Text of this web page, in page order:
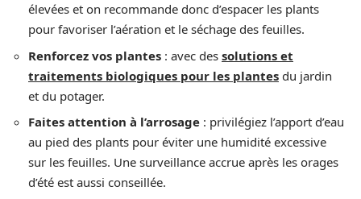
élevées et on recommande donc d’espacer les plants
pour favoriser l’aération et le séchage des feuilles.
Renforcez vos plantes : avec des solutions et
traitements biologiques pour les plantes du jardin
et du potager.
Faites attention à l’arrosage : privilégiez l’apport d’eau
au pied des plants pour éviter une humidité excessive
sur les feuilles. Une surveillance accrue après les orages
d’été est aussi conseillée.